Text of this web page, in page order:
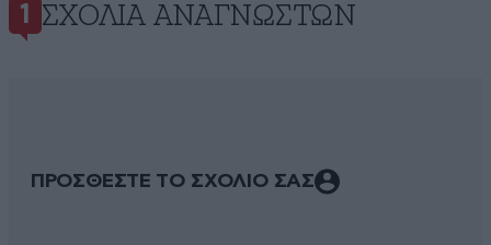
1 ΣΧΌΛΙΑ ΑΝΑΓΝΩΣΤΏΝ
ΠΡΟΣΘΕΣΤΕ ΤΟ ΣΧΟΛΙΟ ΣΑΣ